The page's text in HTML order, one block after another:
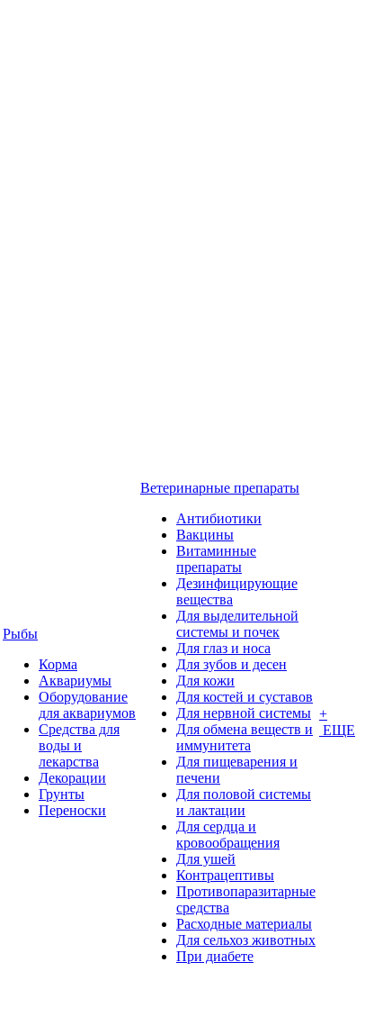
Рыбы
Корма
Аквариумы
Оборудование
для аквариумов
Средства для
воды и
лекарства
Декорации
Грунты
Переноски
Ветеринарные препараты
Антибиотики
Вакцины
Витаминные
препараты
Дезинфицирующие
вещества
Для выделительной
системы и почек
Для глаз и носа
Для зубов и десен
Для кожи
Для костей и суставов
Для нервной системы
Для обмена веществ и
иммунитета
Для пищеварения и
печени
Для половой системы
и лактации
Для сердца и
кровообращения
Для ушей
Контрацептивы
Противопаразитарные
средства
Расходные материалы
Для сельхоз животных
При диабете
+
ЕЩЕ